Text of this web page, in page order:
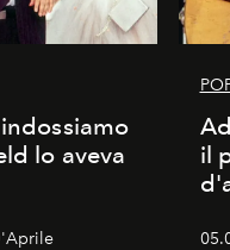
lo aveva
il